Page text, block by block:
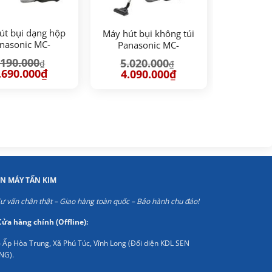
bụi dạng hộp
MC-
₫
₫Giá
Máy hút bụi không túi
Panasonic MC-
5.020.000₫
Giá
gốc
4.090.000₫Giá
MÁY TẤN KIM
vấn chân thật – Giao hàng toàn quốc – Bảo hành chu đáo!
hàng chính (Offline):
Ấp Hòa Trung, Xã Phú Túc, Vĩnh Long (Đối diện KDL SEN